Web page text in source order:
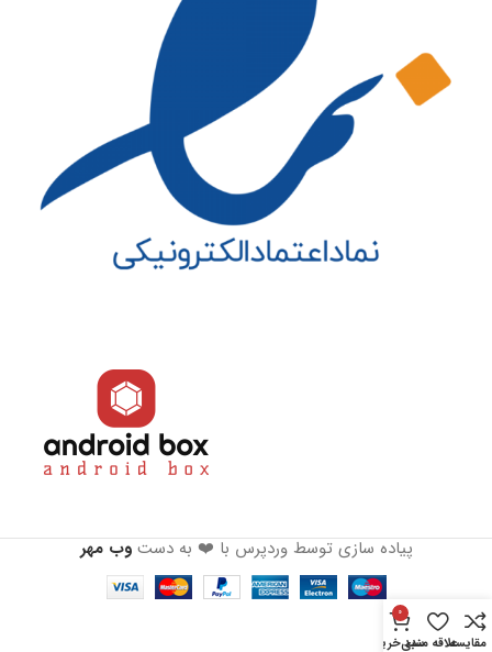
حافظه سیستمی
حافظه داخلی
پیاده سازی توسط وردپرس با ❤️ به دستوب مهر
مقایسهعلاقه مندی
0
سبد خرید